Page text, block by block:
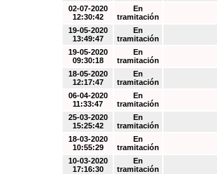
02-07-2020
12:30:42
En
tramitación
19-05-2020
13:49:47
En
tramitación
19-05-2020
09:30:18
En
tramitación
18-05-2020
12:17:47
En
tramitación
06-04-2020
11:33:47
En
tramitación
25-03-2020
15:25:42
En
tramitación
18-03-2020
10:55:29
En
tramitación
10-03-2020
17:16:30
En
tramitación